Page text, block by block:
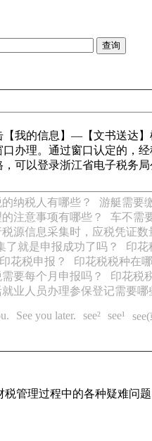
我的信息】—【文书送达
办理。通过窗口认定的，
可以登录浙江省电子税务
纳税人有哪些？
游艇需要
注意事项有哪些？
车不需
源信息采集时，应税凭证数
了就是申报成功了吗？
印花
花税申报？
印花税税种在
要每个月申报吗？
印花税
就业人员办理参保登记需要哪
See you later. see² see¹
管理过程中的各种疑难问题